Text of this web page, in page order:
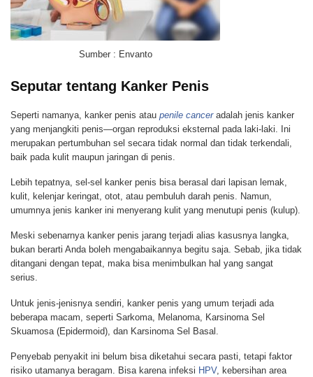
Sumber : Envanto
Seputar tentang Kanker Penis
Seperti namanya, kanker penis atau penile canceradalah jenis kanker
yang menjangkiti penis—organ reproduksi eksternal pada laki-laki. Ini
merupakan pertumbuhan sel secara tidak normal dan tidak terkendali,
baik pada kulit maupun jaringan di penis.
Lebih tepatnya, sel-sel kanker penis bisa berasal dari lapisan lemak,
kulit, kelenjar keringat, otot, atau pembuluh darah penis. Namun,
umumnya jenis kanker ini menyerang kulit yang menutupi penis (kulup).
Meski sebenarnya kanker penis jarang terjadi alias kasusnya langka,
bukan berarti Anda boleh mengabaikannya begitu saja. Sebab, jika tidak
ditangani dengan tepat, maka bisa menimbulkan hal yang sangat
serius.
Untuk jenis-jenisnya sendiri, kanker penis yang umum terjadi ada
beberapa macam, seperti Sarkoma, Melanoma, Karsinoma Sel
Skuamosa (Epidermoid), dan Karsinoma Sel Basal.
Penyebab penyakit ini belum bisa diketahui secara pasti, tetapi faktor
risiko utamanya beragam. Bisa karena infeksi HPV, kebersihan area